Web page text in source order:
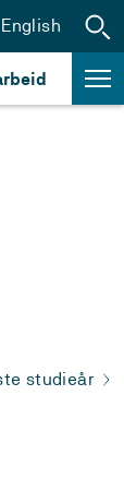
English
studieår